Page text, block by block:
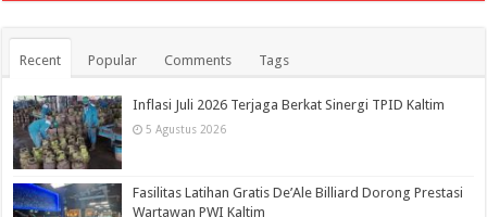
Recent Popular Comments Tags
Inflasi Juli 2026 Terjaga Berkat Sinergi TPID Kaltim
5 Agustus 2026
Fasilitas Latihan Gratis De’Ale Billiard Dorong Prestasi
Wartawan PWI Kaltim